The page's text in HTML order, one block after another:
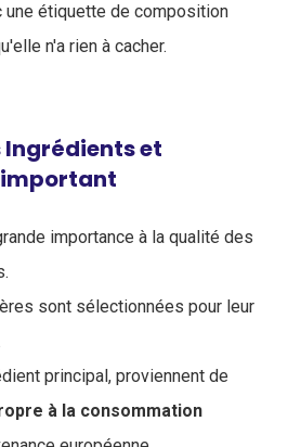
une étiquette de composition
n'a rien à cacher.
Ingrédients et
importance à la qualité des
sont sélectionnées pour leur
principal, proviennent de
à la consommation